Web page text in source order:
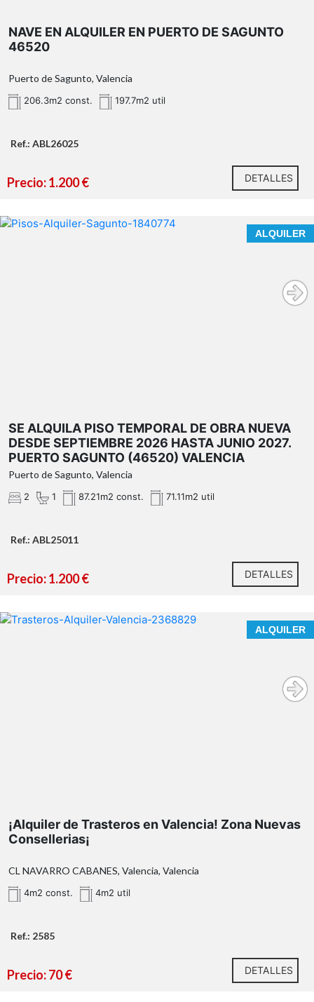
63 m² útiles
Visite el reportaje fotográfico, el tour virtual, el vídeo
NAVE EN ALQUILER EN PUERTO DE SAGUNTO
46520
Puerto de Sagunto, Valencia
206.3m2 const. 197.7m2 util
Ref.: ABL26025
Precio: 1.200 € DETALLES
ALQUILER
SE ALQUILA PISO TEMPORAL DE OBRA NUEVA DESDE
SEPTIEMBRE 2026 HASTA JUNIO 2027. PUERTO
SE ALQUILA PISO TEMPORAL DE OBRA NUEVA
DESDE SEPTIEMBRE 2026 HASTA JUNIO 2027.
PUERTO SAGUNTO (46520) VALENCIA
Puerto de Sagunto, Valencia
2 1 87.21m2 const. 71.11m2 util
Ref.: ABL25011
Precio: 1.200 € DETALLES
ALQUILER
96
¡Alquiler de Trasteros en Valencia! Zona Nuevas
Consellerias¡
CL NAVARRO CABANES, Valencia, Valencia
4m2 const. 4m2 util
Ref.: 2585
Precio: 70 € DETALLES